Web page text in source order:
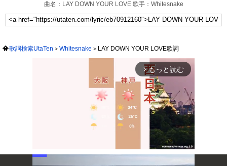
曲名：LAY DOWN YOUR LOVE 歌手：Whitesnake
歌詞検索UtaTen Whitesnake LAY DOWN YOUR LOVE歌詞
arrow_forward_ios もっと読む